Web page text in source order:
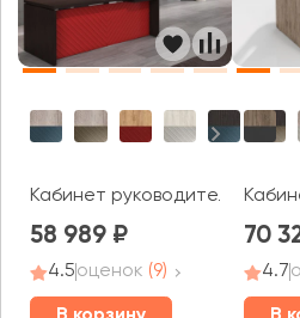
Кабинет руководителя Torr
58 989
4.5оценок (9)
70
4.7